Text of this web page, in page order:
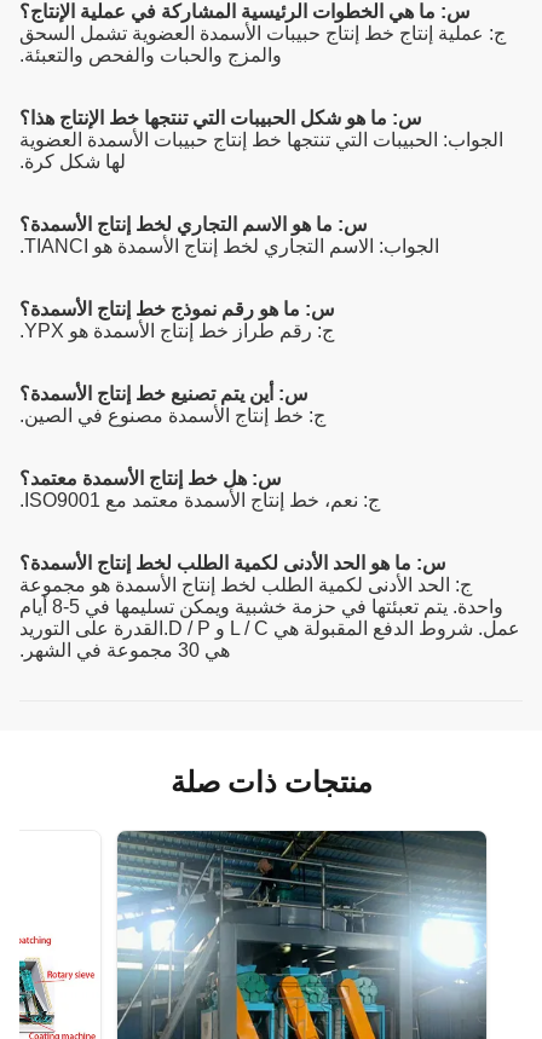
س: ما هي الخطوات الرئيسية المشاركة في عملية الإنتاج؟
ج: عملية إنتاج خط إنتاج حبيبات الأسمدة العضوية تشمل السحق
والمزج والحبات والفحص والتعبئة.
س: ما هو شكل الحبيبات التي تنتجها خط الإنتاج هذا؟
الجواب: الحبيبات التي تنتجها خط إنتاج حبيبات الأسمدة العضوية
لها شكل كرة.
س: ما هو الاسم التجاري لخط إنتاج الأسمدة؟
الجواب: الاسم التجاري لخط إنتاج الأسمدة هو TIANCI.
س: ما هو رقم نموذج خط إنتاج الأسمدة؟
ج: رقم طراز خط إنتاج الأسمدة هو YPX.
س: أين يتم تصنيع خط إنتاج الأسمدة؟
ج: خط إنتاج الأسمدة مصنوع في الصين.
س: هل خط إنتاج الأسمدة معتمد؟
ج: نعم، خط إنتاج الأسمدة معتمد مع ISO9001.
س: ما هو الحد الأدنى لكمية الطلب لخط إنتاج الأسمدة؟
ج: الحد الأدنى لكمية الطلب لخط إنتاج الأسمدة هو مجموعة
واحدة. يتم تعبئتها في حزمة خشبية ويمكن تسليمها في 5-8 أيام
عمل. شروط الدفع المقبولة هي L / C و D / P.القدرة على التوريد
هي 30 مجموعة في الشهر.
منتجات ذات صلة